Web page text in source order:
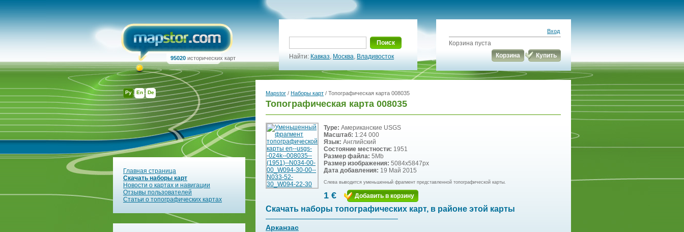
Ру En De
95020 исторических карт
Поиск
Найти: Кавказ, Москва, Владивосток
Вход
Корзина пуста
Корзина
Купить
Главная страница
Скачать наборы карт
Новости о картах и навигации
Отзывы пользователей
Статьи о топографических картах
Mapstor / Наборы карт / Топографическая карта 008035
Топографическая карта 008035
Type: Американские USGS
Масштаб: 1:24 000
Язык: Английский
Состояние местности: 1951
Размер файла: 5Mb
Размер изображения: 5084x5847px
Дата добавления: 19 Май 2015
Слева выводится уменьшенный фрагмент представленной топографической карты.
1 € Добавить в корзину
Скачать наборы топографических карт, в районе этой карты
Арканзас